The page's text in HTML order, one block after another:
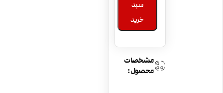
سبد
خرید
مشخصات
محصول: